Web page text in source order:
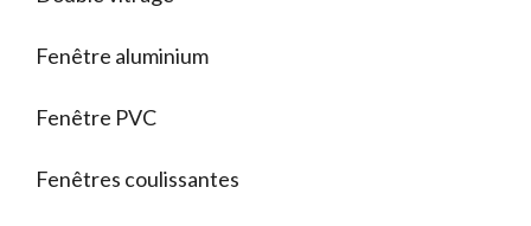
Fenêtre aluminium
Fenêtre PVC
Fenêtres coulissantes